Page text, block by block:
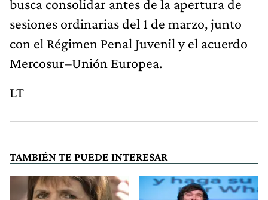
busca consolidar antes de la apertura de
sesiones ordinarias del 1 de marzo, junto
con el Régimen Penal Juvenil y el acuerdo
Mercosur–Unión Europea.
LT
TAMBIÉN TE PUEDE INTERESAR